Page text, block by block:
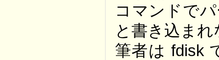
コマンドで
と書き込まれ
筆者は fdisk